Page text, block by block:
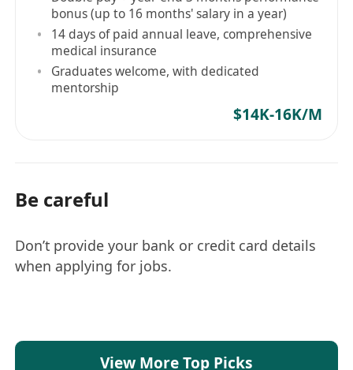
bonus (up to 16 months' salary in a year)
14 days of paid annual leave, comprehensive
medical insurance
Graduates welcome, with dedicated
mentorship
$14K-16K/M
Be careful
Don’t provide your bank or credit card details
when applying for jobs.
View More Top Picks